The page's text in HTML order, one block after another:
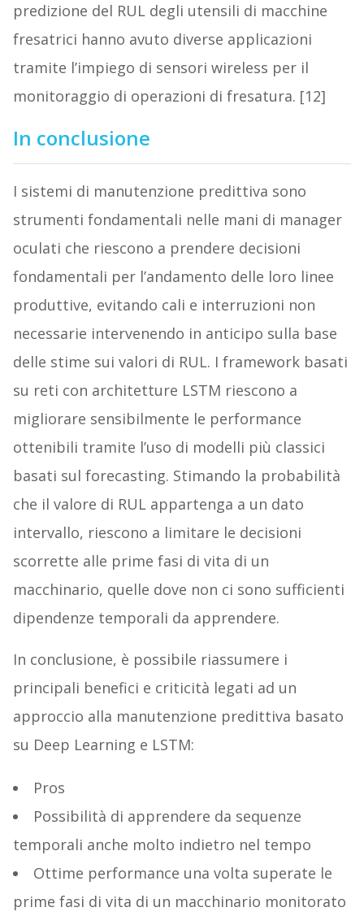
predizione del RUL degli utensili di macchine
fresatrici hanno avuto diverse applicazioni
tramite l’impiego di sensori wireless per il
monitoraggio di operazioni di fresatura. [12]
In conclusione
I sistemi di manutenzione predittiva sono
strumenti fondamentali nelle mani di manager
oculati che riescono a prendere decisioni
fondamentali per l’andamento delle loro linee
produttive, evitando cali e interruzioni non
necessarie intervenendo in anticipo sulla base
delle stime sui valori di RUL. I framework basati
su reti con architetture LSTM riescono a
migliorare sensibilmente le performance
ottenibili tramite l’uso di modelli più classici
basati sul forecasting. Stimando la probabilità
che il valore di RUL appartenga a un dato
intervallo, riescono a limitare le decisioni
scorrette alle prime fasi di vita di un
macchinario, quelle dove non ci sono sufficienti
dipendenze temporali da apprendere.
In conclusione, è possibile riassumere i
principali benefici e criticità legati ad un
approccio alla manutenzione predittiva basato
su Deep Learning e LSTM:
Pros
Possibilità di apprendere da sequenze
temporali anche molto indietro nel tempo
Ottime performance una volta superate le
prime fasi di vita di un macchinario monitorato